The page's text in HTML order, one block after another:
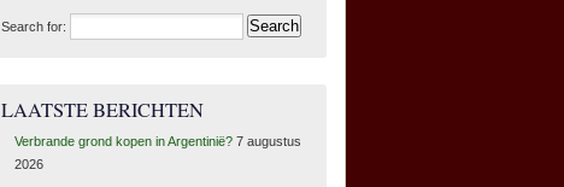
Search for:
LAATSTE BERICHTEN
Verbrande grond kopen in Argentinië? 7 augustus
2026